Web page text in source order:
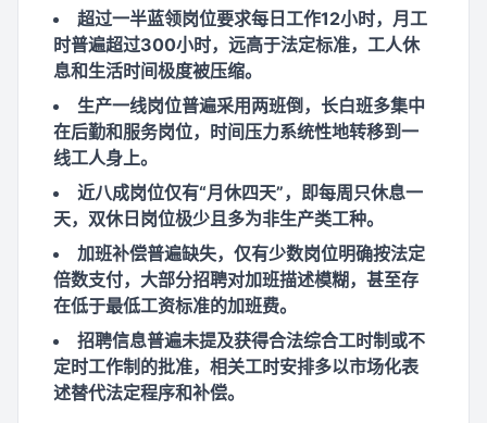
超过一半蓝领岗位要求每日工作12小时，月工
时普遍超过300小时，远高于法定标准，工人休
息和生活时间极度被压缩。
生产一线岗位普遍采用两班倒，长白班多集中
在后勤和服务岗位，时间压力系统性地转移到一
线工人身上。
近八成岗位仅有“月休四天”，即每周只休息一
天，双休日岗位极少且多为非生产类工种。
加班补偿普遍缺失，仅有少数岗位明确按法定
倍数支付，大部分招聘对加班描述模糊，甚至存
在低于最低工资标准的加班费。
招聘信息普遍未提及获得合法综合工时制或不
定时工作制的批准，相关工时安排多以市场化表
述替代法定程序和补偿。